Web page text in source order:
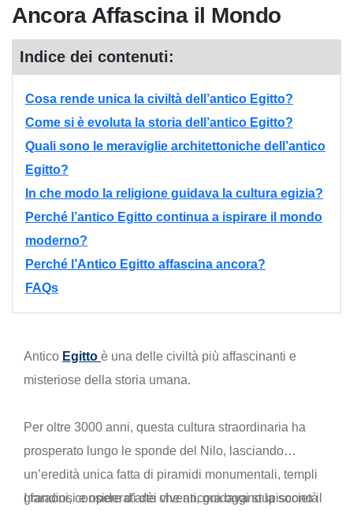
Ancora Affascina il Mondo
Indice dei contenuti:
Cosa rende unica la civiltà dell’antico Egitto?
Come si è evoluta la storia dell’antico Egitto?
Quali sono le meraviglie architettoniche dell’antico
Egitto?
In che modo la religione guidava la cultura egizia?
Perché l’antico Egitto continua a ispirare il mondo
moderno?
Perché l’Antico Egitto affascina ancora?
FAQs
Antico Egitto è una delle civiltà più affascinanti e
misteriose della storia umana.
Per oltre 3000 anni, questa cultura straordinaria ha
prosperato lungo le sponde del Nilo, lasciando
un’eredità unica fatta di piramidi monumentali, templi
grandiosi e opere d’arte che ancora oggi stupiscono il
I faraoni, considerati dèi viventi, guidavano la società